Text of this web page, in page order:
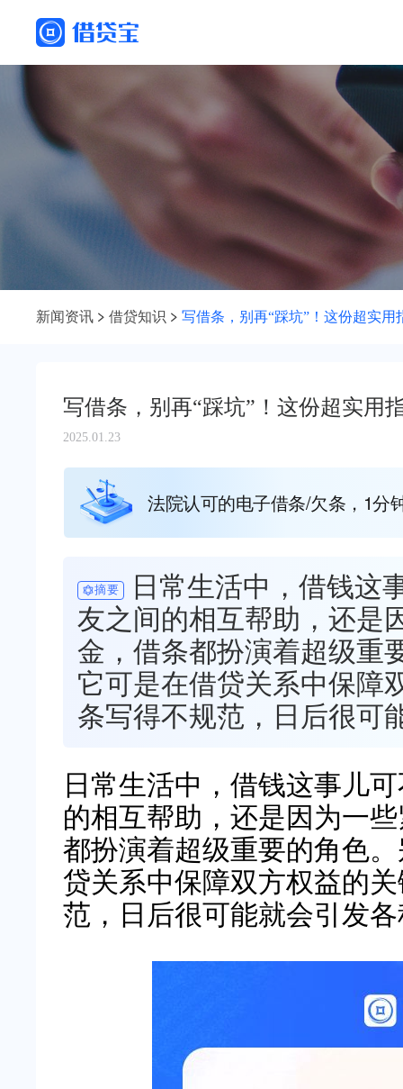
新闻资讯 借贷知识 写借条，别再“踩坑”！这份超实用
写借条，别再“踩坑”！这份超实用
2025.01.23
法院认可的电子借条/欠条，1分
摘要
日常生活中，借钱这
友之间的相互帮助，还是
金，借条都扮演着超级重
它可是在借贷关系中保障
条写得不规范，日后很可
日常生活中，借钱这事儿
的相互帮助，还是因为一
都扮演着超级重要的角色
贷关系中保障双方权益的
范，日后很可能就会引发